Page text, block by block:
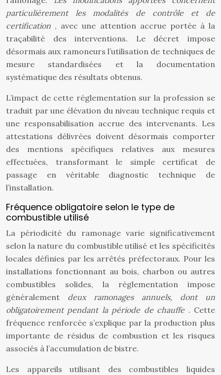
particulièrement les modalités de contrôle et de
certification , avec une attention accrue portée à la
traçabilité des interventions. Le décret impose
désormais aux ramoneurs l’utilisation de techniques de
mesure standardisées et la documentation
systématique des résultats obtenus.
L’impact de cette réglementation sur la profession se
traduit par une élévation du niveau technique requis et
une responsabilisation accrue des intervenants. Les
attestations délivrées doivent désormais comporter
des mentions spécifiques relatives aux mesures
effectuées, transformant le simple certificat de
passage en véritable diagnostic technique de
l’installation.
Fréquence obligatoire selon le type de
combustible utilisé
La périodicité du ramonage varie significativement
selon la nature du combustible utilisé et les spécificités
locales définies par les arrêtés préfectoraux. Pour les
installations fonctionnant au bois, charbon ou autres
combustibles solides, la réglementation impose
généralement deux ramonages annuels, dont un
obligatoirement pendant la période de chauffe . Cette
fréquence renforcée s’explique par la production plus
importante de résidus de combustion et les risques
associés à l’accumulation de bistre.
Les appareils utilisant des combustibles liquides